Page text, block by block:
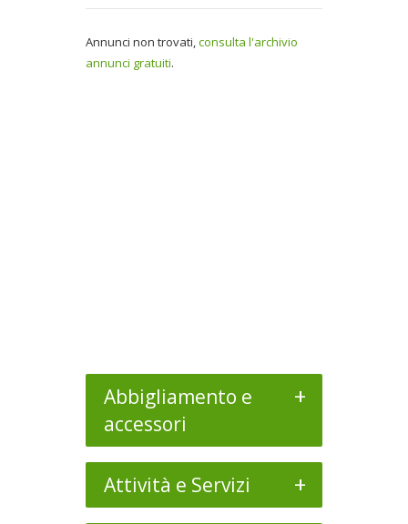
Annunci non trovati,consulta l'archivio
annunci gratuiti.
Abbigliamento e
accessori
+
Attività e Servizi +